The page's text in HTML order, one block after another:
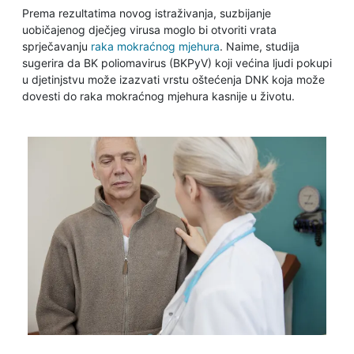
Prema rezultatima novog istraživanja, suzbijanje
uobičajenog dječjeg virusa moglo bi otvoriti vrata
sprječavanju raka mokraćnog mjehura. Naime, studija
sugerira da BK poliomavirus (BKPyV) koji većina ljudi pokupi
u djetinjstvu može izazvati vrstu oštećenja DNK koja može
dovesti do raka mokraćnog mjehura kasnije u životu.